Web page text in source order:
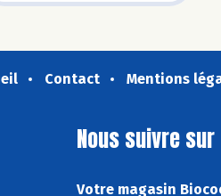
Contact Mentions
Nous suivre sur
Votre magasin